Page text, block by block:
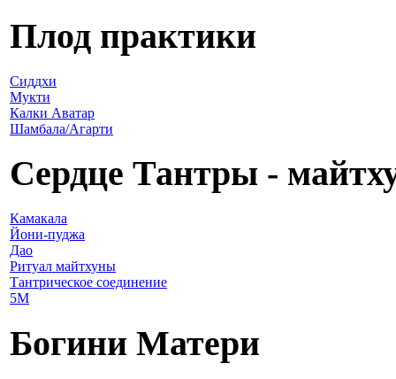
Плод практики
Сиддхи
Мукти
Калки Аватар
Шамбала/Агарти
Сердце Тантры -
Камакала
Йони-пуджа
Дао
Ритуал майтхуны
Тантрическое соединение
5М
Богини Матери